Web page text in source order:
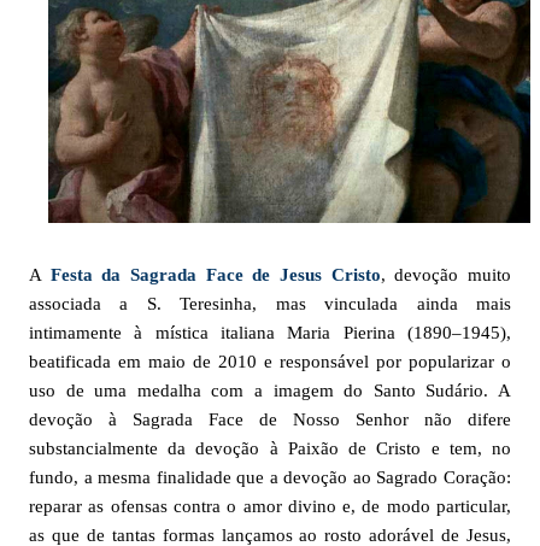
A Festa da Sagrada Face de Jesus Cristo, devoção muito
associada a S. Teresinha, mas vinculada ainda mais
intimamente à mística italiana Maria Pierina (1890–1945),
beatificada em maio de 2010 e responsável por popularizar o
uso de uma medalha com a imagem do Santo Sudário. A
devoção à Sagrada Face de Nosso Senhor não difere
substancialmente da devoção à Paixão de Cristo e tem, no
fundo, a mesma finalidade que a devoção ao Sagrado Coração:
reparar as ofensas contra o amor divino e, de modo particular,
as que de tantas formas lançamos ao rosto adorável de Jesus,